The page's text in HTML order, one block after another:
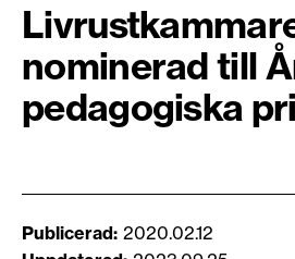
nominerad till
pedagogiska
Publicerad 2020.02.12